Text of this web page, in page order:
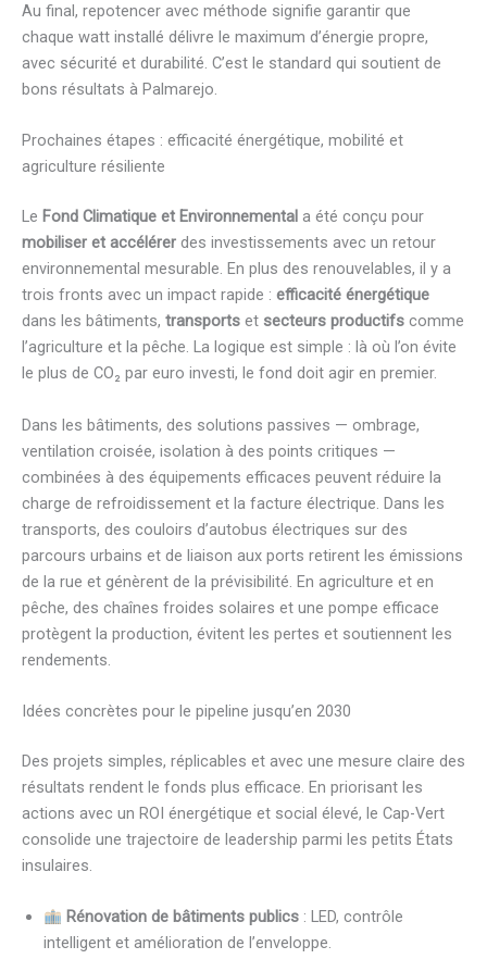
Au final, repotencer avec méthode signifie garantir que
chaque watt installé délivre le maximum d’énergie propre,
avec sécurité et durabilité. C’est le standard qui soutient de
bons résultats à Palmarejo.
Prochaines étapes : efficacité énergétique, mobilité et
agriculture résiliente
Le Fond Climatique et Environnemental a été conçu pour
mobiliser et accélérer des investissements avec un retour
environnemental mesurable. En plus des renouvelables, il y a
trois fronts avec un impact rapide : efficacité énergétique
dans les bâtiments, transports et secteurs productifs comme
l’agriculture et la pêche. La logique est simple : là où l’on évite
le plus de CO₂ par euro investi, le fond doit agir en premier.
Dans les bâtiments, des solutions passives — ombrage,
ventilation croisée, isolation à des points critiques —
combinées à des équipements efficaces peuvent réduire la
charge de refroidissement et la facture électrique. Dans les
transports, des couloirs d’autobus électriques sur des
parcours urbains et de liaison aux ports retirent les émissions
de la rue et génèrent de la prévisibilité. En agriculture et en
pêche, des chaînes froides solaires et une pompe efficace
protègent la production, évitent les pertes et soutiennent les
rendements.
Idées concrètes pour le pipeline jusqu’en 2030
Des projets simples, réplicables et avec une mesure claire des
résultats rendent le fonds plus efficace. En priorisant les
actions avec un ROI énergétique et social élevé, le Cap-Vert
consolide une trajectoire de leadership parmi les petits États
insulaires.
Rénovation de bâtiments publics: LED, contrôle
intelligent et amélioration de l’enveloppe.